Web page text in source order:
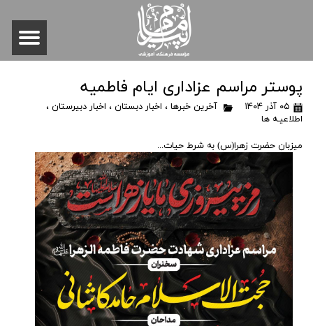
پوستر مراسم عزاداری ایام فاطمیه
۰۵ آذر ۱۴۰۴ آخرین خبرها ، اخبار دبستان ، اخبار دبیرستان ،
اطلاعیـه ها
میزبان حضرت زهرا(س) به شرط حیات...